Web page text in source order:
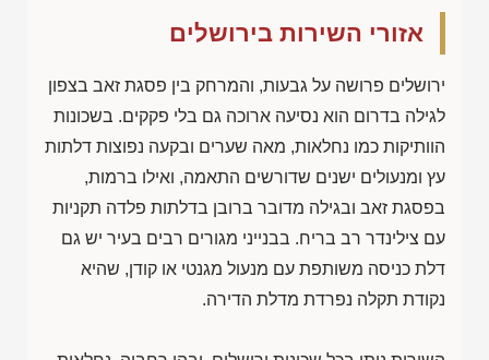
אזורי השירות בירושלים
ירושלים פרושה על גבעות, והמרחק בין פסגת זאב בצפון
לגילה בדרום הוא נסיעה ארוכה גם בלי פקקים. בשכונות
הוותיקות כמו נחלאות, מאה שערים ובקעה נפוצות דלתות
עץ ומנעולים ישנים שדורשים התאמה, ואילו ברמות,
בפסגת זאב ובגילה מדובר ברובן בדלתות פלדה תקניות
עם צילינדר רב בריח. בבנייני מגורים רבים בעיר יש גם
דלת כניסה משותפת עם מנעול מגנטי או קודן, שהיא
נקודת תקלה נפרדת מדלת הדירה.